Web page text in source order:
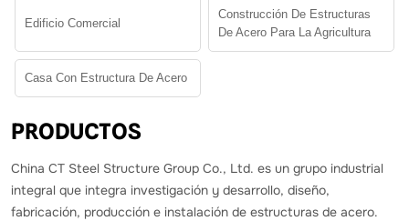
Edificio Comercial
Construcción De Estructuras
De Acero Para La Agricultura
Casa Con Estructura De Acero
PRODUCTOS
China CT Steel Structure Group Co., Ltd. es un grupo industrial
integral que integra investigación y desarrollo, diseño,
fabricación, producción e instalación de estructuras de acero.